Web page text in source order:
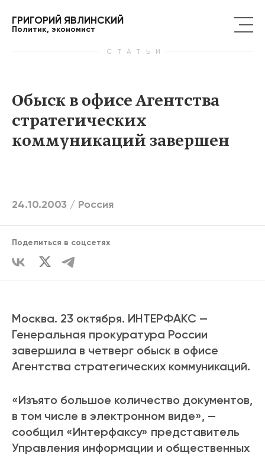
ГРИГОРИЙ ЯВЛИНСКИЙ
Политик, экономист
СТАТЬИ
Обыск в офисе Агентства
стратегических
коммуникаций завершен
24.10.2003 / Россия
Поделиться в соцсетях
Москва. 23 октября. ИНТЕРФАКС —
Генеральная прокуратура России
завершила в четверг обыск в офисе
Агентства стратегических коммуникаций.
«Изъято большое количество документов,
в том числе в электронном виде», —
сообщил «Интерфаксу» представитель
Управления информации и общественных